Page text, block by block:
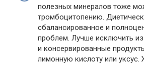
полезных минералов тоже
тромбоцитопению.
сбалансированное и
проблем. Лучше исключить
и консервированные
лимонную кислоту или